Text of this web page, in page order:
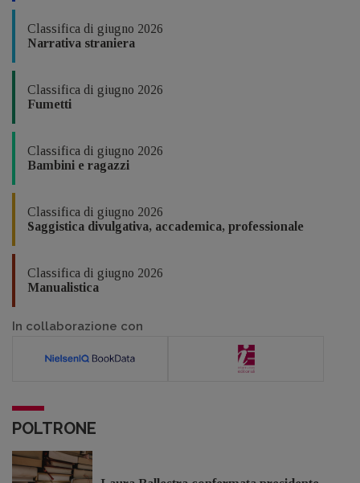
Classifica di giugno 2026
Narrativa straniera
Classifica di giugno 2026
Fumetti
Classifica di giugno 2026
Bambini e ragazzi
Classifica di giugno 2026
Saggistica divulgativa, accademica, professionale
Classifica di giugno 2026
Manualistica
In collaborazione con
POLTRONE